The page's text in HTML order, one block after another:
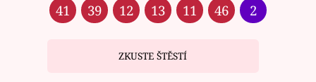
41 39 12 13 11 46 2
ZKUSTE ŠTĚSTÍ